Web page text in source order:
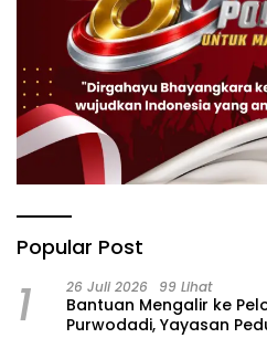
Popular Post
1 26 Juli 2026 99 Lihat
‎Bantuan Mengalir ke
Purwodadi, Yayasan